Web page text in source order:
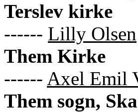
Terslev kirke
------ Lilly Olsen
Them Kirke
------ Axel Emil
Them sogn,